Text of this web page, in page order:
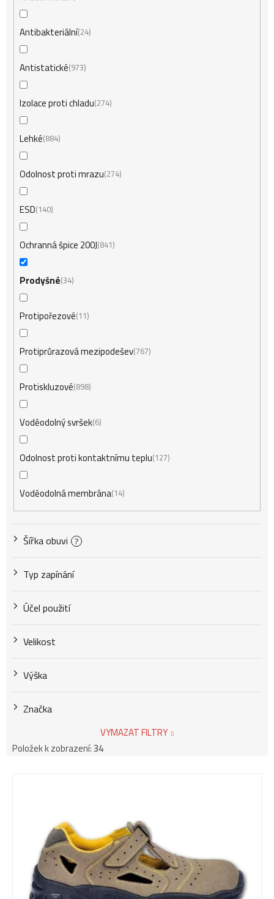
Antibakteriální24
Antistatické 973
Izolace proti chladu 274
Lehké 884
Odolnost proti mrazu 274
ESD 140
Ochranná špice 200J 841
Prodyšné 34
Protipořezové 11
Protiprůrazová mezipodešev767
Protiskluzové 898
Voděodolný svršek 6
Odolnost proti kontaktnímu teplu 127
Voděodolná membrána 14
Šířka obuvi ?
Typ zapínání
Účel použití
Velikost
Výška
Značka
VYMAZAT FILTRY
Položek k zobrazení:34